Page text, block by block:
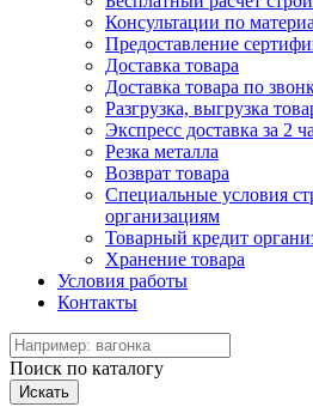
Консультации по
Предоставление
Доставка товара
Доставка товара по
Разгрузка, выгрузка
Экспресс доставка за 2
Резка металла
Возврат товара
Специальные условия
организациям
Товарный кредит
Хранение товара
Условия работы
Контакты
Поиск по каталогу
Искать